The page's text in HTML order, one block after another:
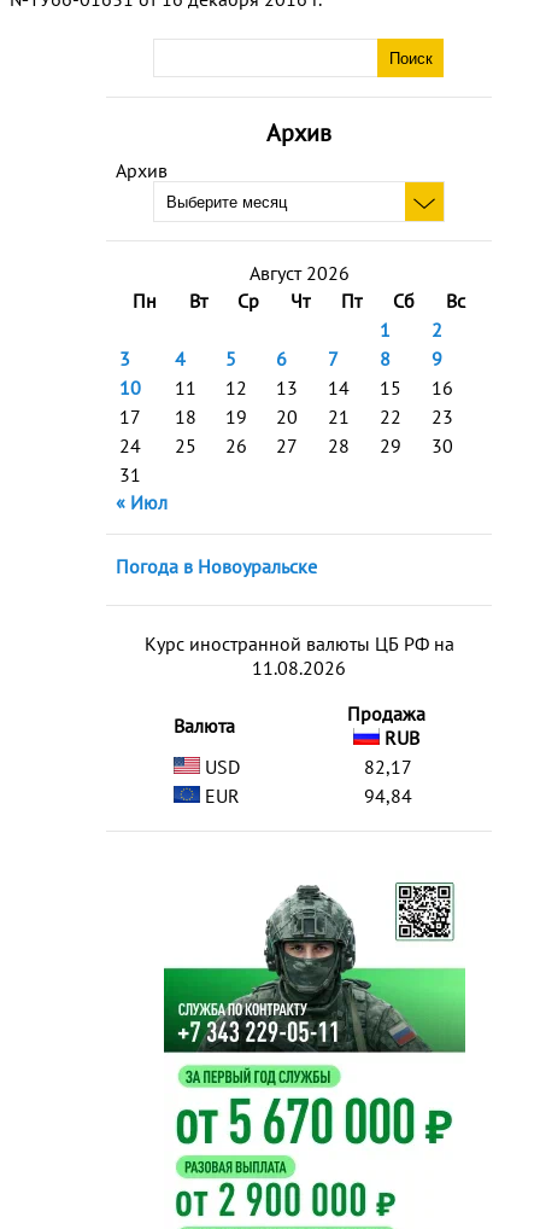
Архив
Архив
Август 2026
Пн
Вт Ср Чт Пт Сб
Вс
1
2
3
4 5 6 7 8
9
10
11 12 13 14 15
16
17
18 19 20 21 22
23
24
25 26 27 28 29
30
31
« Июл
Погода в Новоуральске
Курс иностранной валюты ЦБ РФ на
11.08.2026
Валюта
Продажа
RUB
USD
82,17
EUR
94,84